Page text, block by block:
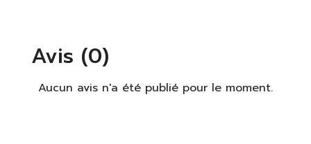
Avis (0)
Aucun avis n'a été publié pour le moment.
Vous devez être connecté pour enregistrer des
produits dans votre liste de souhaits.